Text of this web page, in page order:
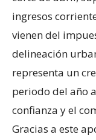
ingresos
vienen del
delineación
representa un
periodo del año
confianza y el
Gracias a este